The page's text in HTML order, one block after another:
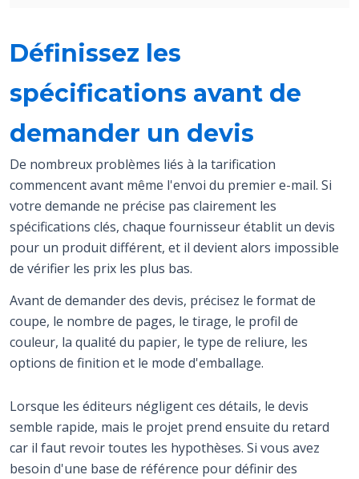
Définissez les
spécifications avant de
demander un devis
De nombreux problèmes liés à la tarification
commencent avant même l'envoi du premier e-mail. Si
votre demande ne précise pas clairement les
spécifications clés, chaque fournisseur établit un devis
pour un produit différent, et il devient alors impossible
de vérifier les prix les plus bas.
Avant de demander des devis, précisez le format de
coupe, le nombre de pages, le tirage, le profil de
couleur, la qualité du papier, le type de reliure, les
options de finition et le mode d'emballage.
Lorsque les éditeurs négligent ces détails, le devis
semble rapide, mais le projet prend ensuite du retard
car il faut revoir toutes les hypothèses. Si vous avez
besoin d'une base de référence pour définir des